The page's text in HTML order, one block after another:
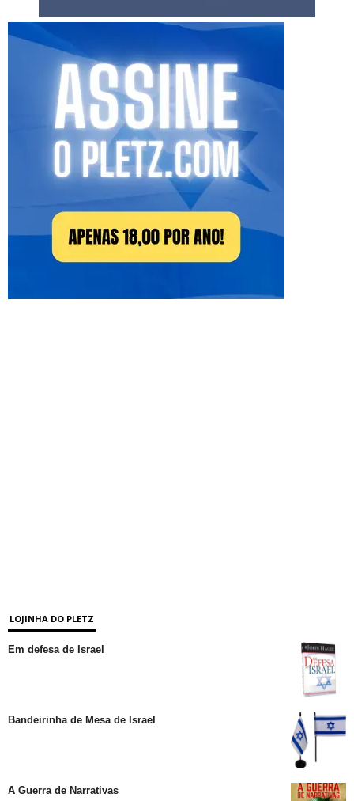
LOJINHA DO PLETZ
Em defesa de Israel
Bandeirinha de Mesa de Israel
A Guerra de Narrativas